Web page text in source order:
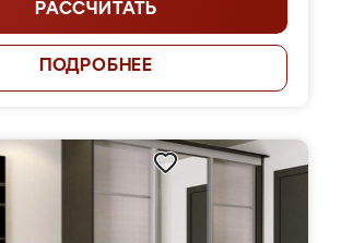
РАССЧИТАТЬ
ПОДРОБНЕЕ